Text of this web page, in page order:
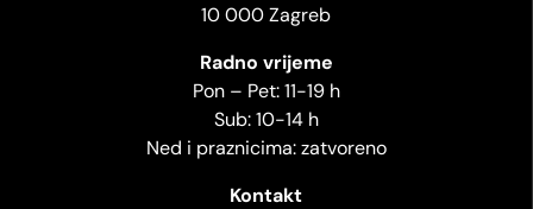
10 000 Zagreb
Radno vrijeme
Pon – Pet: 11-19 h
Sub: 10-14 h
Ned i praznicima: zatvoreno
Kontakt